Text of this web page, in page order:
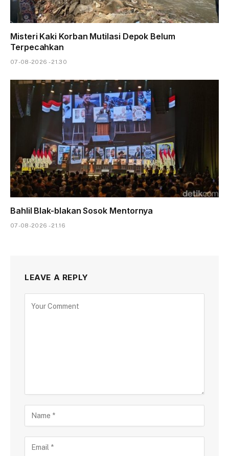
Misteri Kaki Korban Mutilasi Depok Belum
Terpecahkan
07-08-2026 - 21.30
Bahlil Blak-blakan Sosok Mentornya
07-08-2026 - 21.16
LEAVE A REPLY